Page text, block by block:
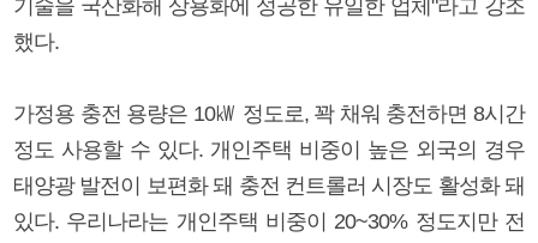
기술을 국산화해 상용화에 성공한 유일한 업체"라고 강조
했다.
가정용 충전 용량은 10㎾ 정도로, 꽉 채워 충전하면 8시간
정도 사용할 수 있다. 개인주택 비중이 높은 외국의 경우
태양광 발전이 보편화 돼 충전 컨트롤러 시장도 활성화 돼
있다. 우리나라는 개인주택 비중이 20~30% 정도지만 전